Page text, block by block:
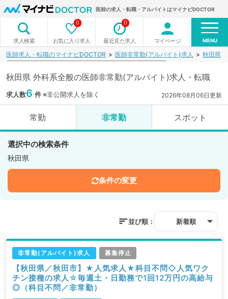
医師の求人・転職・アルバイトはマイナビDOCTOR
求人検索 お気に入り求人
0
最近見た求人
0
マイページ MENU
医師求人・転職のマイナビDOCTOR 医師非常勤(アルバイト)求人 秋田県
秋田県 外科系全般の医師非常勤(アルバイト)求人・転職
求人数6 件※非公開求人を除く 2026年08月06日更新
常勤 非常勤 スポット
選択中の検索条件
秋田県
条件の変更
並び順： 新着順
非常勤(アルバイト)求人 募集停止
【秋田県／秋田市】★人気求人★科目不問◇人気ワク
チン接種の求人☆毎週土・日勤務で1回12万円の高給与
◎（科目不問／非常勤）